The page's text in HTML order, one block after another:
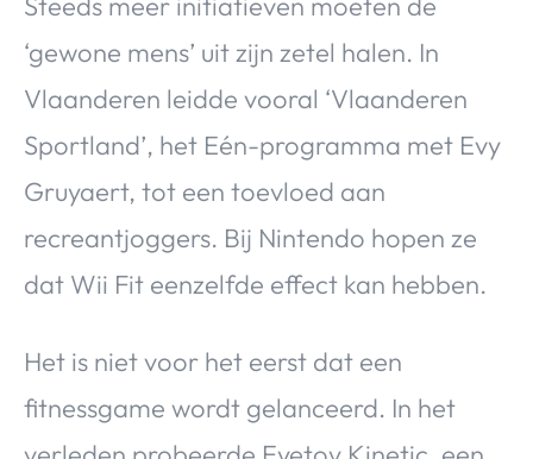
‘gewone mens’ uit zijn zetel halen. In
Vlaanderen leidde vooral ‘Vlaanderen
Sportland’, het Eén-programma met Evy
Gruyaert, tot een toevloed aan
recreantjoggers. Bij Nintendo hopen ze
dat Wii Fit eenzelfde effect kan hebben.
Het is niet voor het eerst dat een
fitnessgame wordt gelanceerd. In het